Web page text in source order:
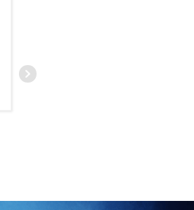
SEM VAN HEMERT